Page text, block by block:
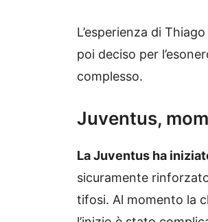
L’esperienza di
poi deciso per
complesso.
Juventus,
La Juventus ha
sicuramente
tifosi. Al momento la